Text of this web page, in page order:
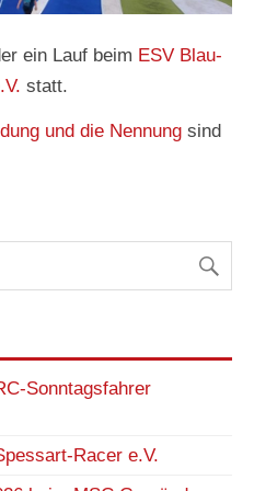
ein Lauf beim ESV Blau-
statt.
und die Nennung sind
Sonntagsfahrer
Racer e.V.